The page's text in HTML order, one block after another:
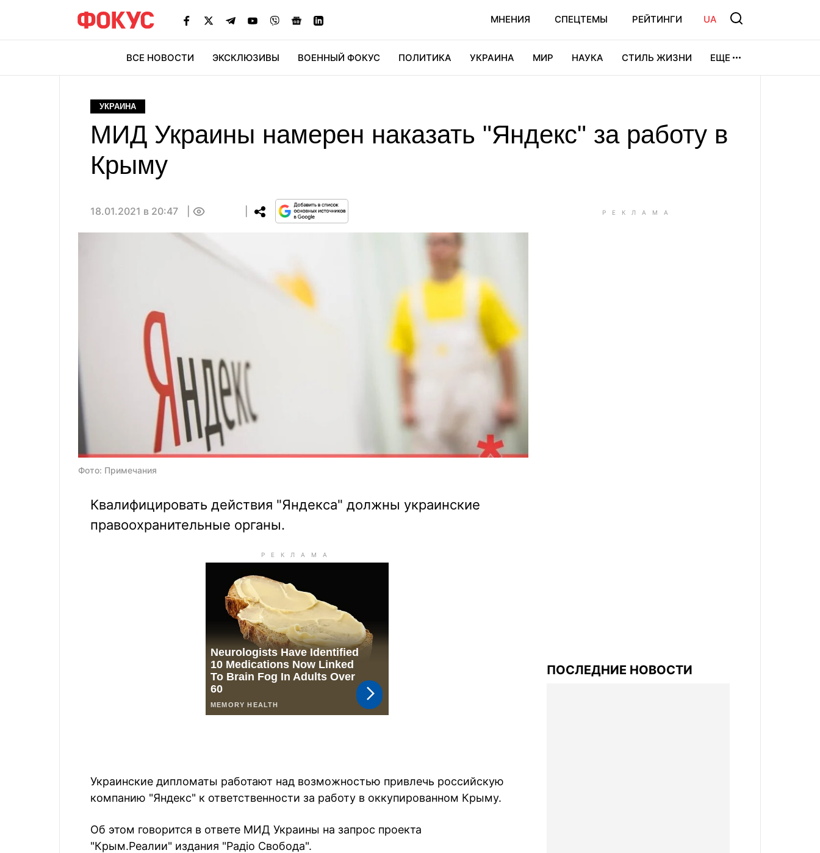
МНЕНИЯ СПЕЦТЕМЫ РЕЙТИНГИ UA
ВСЕ НОВОСТИ ЭКСКЛЮЗИВЫ ВОЕННЫЙ ФОКУС ПОЛИТИКА УКРАИНА МИР НАУКА СТИЛЬ ЖИЗНИ ЕЩЕ
УКРАИНА
МИД Украины намерен наказать "Яндекс" за работу в
Крыму
18.01.2021 в 20:47
Фото: Примечания
Квалифицировать действия "Яндекса" должны украинские
правоохранительные органы.
Украинские дипломаты работают над возможностью привлечь российскую
компанию "Яндекс" к ответственности за работу в оккупированном Крыму.
Об этом говорится в ответе МИД Украины на запрос проекта
"Крым.Реалии" издания "Радіо Свобода".
ПОСЛЕДНИЕ НОВОСТИ